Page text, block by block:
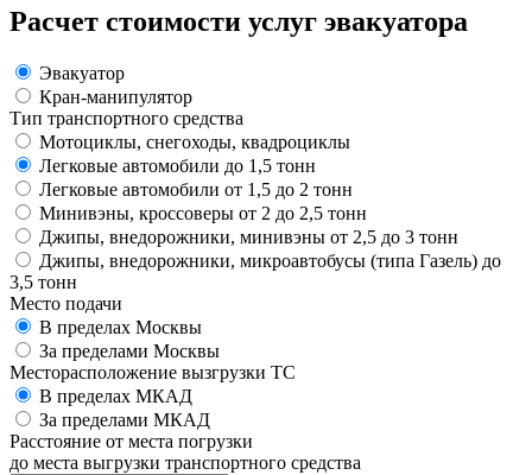
Расчет стоимости услуг эвакуатора
Эвакуатор
Кран-манипулятор
Тип транспортного средства
Мотоциклы, снегоходы, квадроциклы
Легковые автомобили до 1,5 тонн
Легковые автомобили от 1,5 до 2 тонн
Минивэны, кроссоверы от 2 до 2,5 тонн
Джипы, внедорожники, минивэны от 2,5 до 3 тонн
Джипы, внедорожники, микроавтобусы (типа Газель) до
3,5 тонн
Место подачи
В пределах Москвы
За пределами Москвы
Месторасположение вызгрузки ТС
В пределах МКАД
За пределами МКАД
Расстояние от места погрузки
до места выгрузки транспортного средства